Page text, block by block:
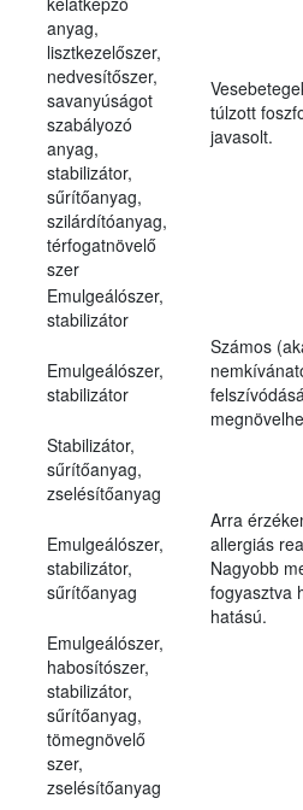
anyag,
lisztkezelőszer,
nedvesítőszer,
savanyúságot
szabályozó
anyag,
stabilizátor,
sűrítőanyag,
szilárdítóanyag,
térfogatnövelő
szer
túlzott
javasolt.
Emulgeálószer,
stabilizátor
Emulgeálószer,
stabilizátor
Számos
Stabilizátor,
sűrítőanyag,
zselésítőanyag
Emulgeálószer,
stabilizátor,
sűrítőanyag
Arra
allergiás
Nagyobb
fogyasztva
hatású.
Emulgeálószer,
habosítószer,
stabilizátor,
sűrítőanyag,
tömegnövelő
szer,
zselésítőanyag